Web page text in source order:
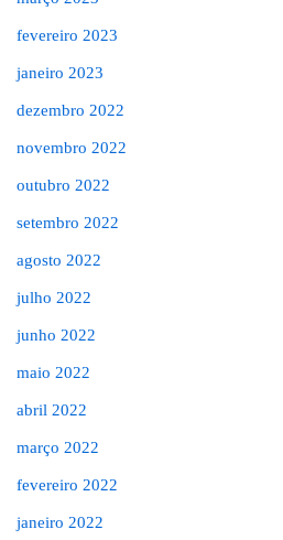
fevereiro 2023
janeiro 2023
dezembro 2022
novembro 2022
outubro 2022
setembro 2022
agosto 2022
julho 2022
junho 2022
maio 2022
abril 2022
março 2022
fevereiro 2022
janeiro 2022